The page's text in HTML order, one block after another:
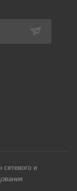
сетевого и